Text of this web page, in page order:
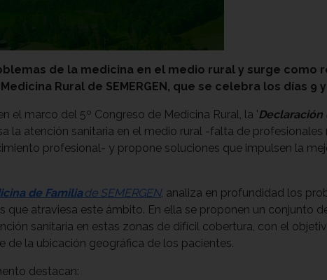
de la medicina en el medio rural y surge como
Rural de SEMERGEN, que se celebra los días 9
el marco del 5º Congreso de Medicina Rural, la 'Declaración
la atención sanitaria en el medio rural -falta de profesionales
profesional- y propone soluciones que impulsen la
de Familiade SEMERGEN, analiza en profundidad los
atraviesa este ámbito. En ella se proponen un conjunto
sanitaria en estas zonas de difícil cobertura, con el
de la ubicación geográfica de los pacientes.
destacan: